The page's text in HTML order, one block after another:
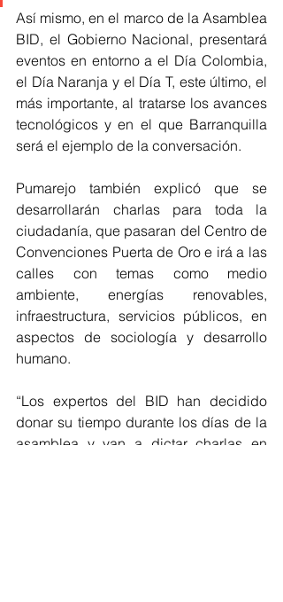
Así mismo, en el marco de la Asamblea
BID, el Gobierno Nacional, presentará
eventos en entorno a el Día Colombia,
el Día Naranja y el Día T, este último, el
más importante, al tratarse los avances
tecnológicos y en el que Barranquilla
será el ejemplo de la conversación.
Pumarejo también explicó que se
desarrollarán charlas para toda la
ciudadanía, que pasaran del Centro de
Convenciones Puerta de Oro e irá a las
calles con temas como medio
ambiente, energías renovables,
infraestructura, servicios públicos, en
aspectos de sociología y desarrollo
humano.
“Los expertos del BID han decidido
donar su tiempo durante los días de la
asamblea y van a dictar charlas en